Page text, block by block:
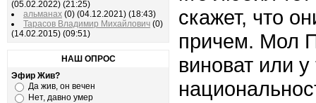
(05.02.2022) (21:25)
альманах (0) (04.12.2021) (18:43)
Тарасов Владимир Михайлович (0)
(14.02.2015) (09:51)
НАШ ОПРОС
Эфир Жив?
Да жив, он вечен
Нет, давно умер
скажет, что
причем. Мол
виноват или